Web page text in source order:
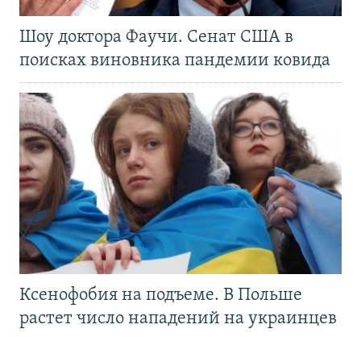
Шоу доктора Фаучи. Сенат США в
поисках виновника пандемии ковида
Ксенофобия на подъеме. В Польше
растет число нападений на украинцев